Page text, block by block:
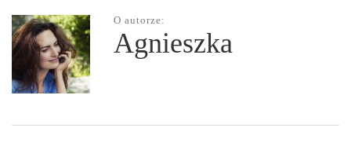
O autorze:
Agnieszka